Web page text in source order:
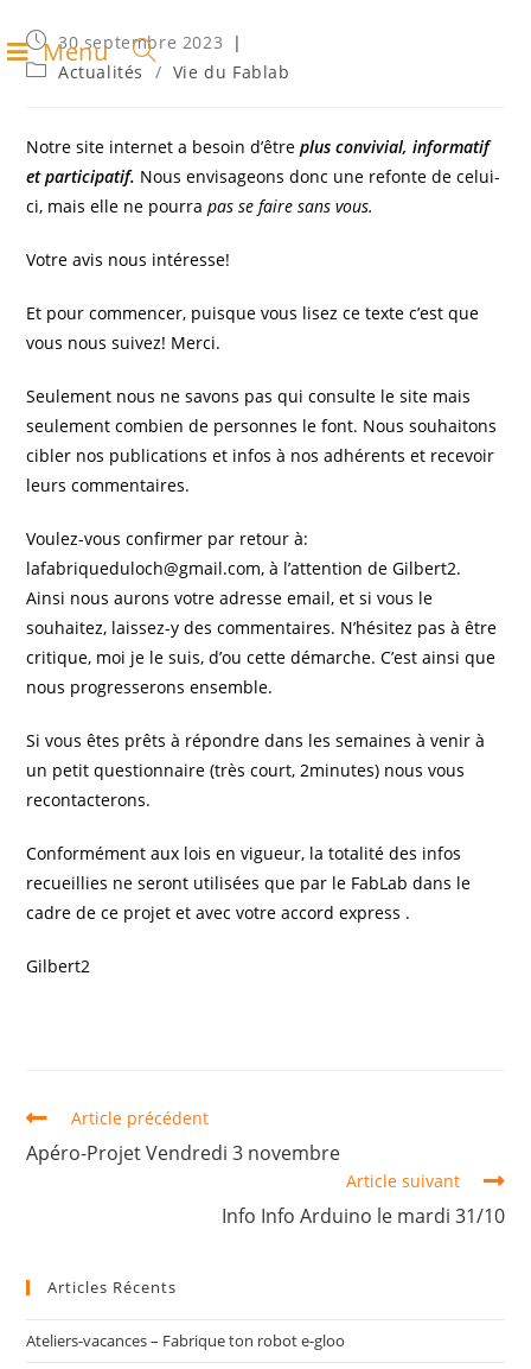
Menu
30 septembre 2023
Actualités
/ Vie du Fablab
Notre site internet a besoin d’êtreplus convivial, informatif
et participatif. Nous envisageons donc une refonte de celui-
ci, mais elle ne pourrapas se faire sans vous.
Votre avis nous intéresse!
Et pour commencer, puisque vous lisez ce texte c’est que
vous nous suivez! Merci.
Seulement nous ne savons pas qui consulte le site mais
seulement combien de personnes le font. Nous souhaitons
cibler nos publications et infos à nos adhérents et recevoir
leurs commentaires.
Voulez-vous confirmer par retour à:
lafabriqueduloch@gmail.com, à l’attention de Gilbert2.
Ainsi nous aurons votre adresse email, et si vous le
souhaitez, laissez-y des commentaires. N’hésitez pas à être
critique, moi je le suis, d’ou cette démarche. C’est ainsi que
nous progresserons ensemble.
Si vous êtes prêts à répondre dans les semaines à venir à
un petit questionnaire (très court, 2minutes) nous vous
recontacterons.
Conformément aux lois en vigueur, la totalité des infos
recueillies ne seront utilisées que par le FabLab dans le
cadre de ce projet et avec votre accord express .
Gilbert2
Article précédent
Apéro-Projet Vendredi 3 novembre
Article suivant
Info Info Arduino le mardi 31/10
Articles Récents
Ateliers-vacances – Fabrique ton robot e-gloo